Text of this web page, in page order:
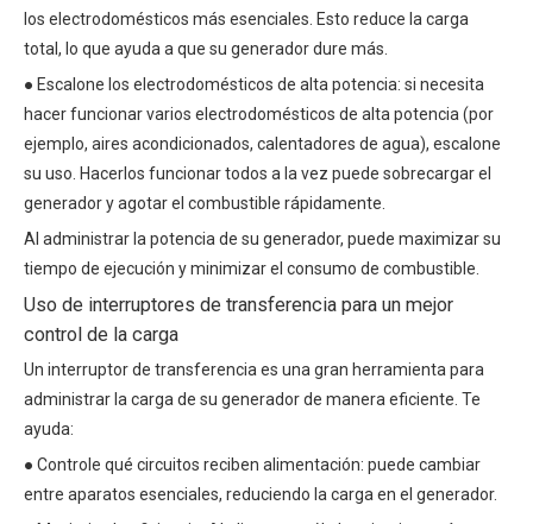
los electrodomésticos más esenciales. Esto reduce la carga
total, lo que ayuda a que su generador dure más.
● Escalone los electrodomésticos de alta potencia: si necesita
hacer funcionar varios electrodomésticos de alta potencia (por
ejemplo, aires acondicionados, calentadores de agua), escalone
su uso. Hacerlos funcionar todos a la vez puede sobrecargar el
generador y agotar el combustible rápidamente.
Al administrar la potencia de su generador, puede maximizar su
tiempo de ejecución y minimizar el consumo de combustible.
Uso de interruptores de transferencia para un mejor
control de la carga
Un interruptor de transferencia es una gran herramienta para
administrar la carga de su generador de manera eficiente. Te
ayuda:
● Controle qué circuitos reciben alimentación: puede cambiar
entre aparatos esenciales, reduciendo la carga en el generador.